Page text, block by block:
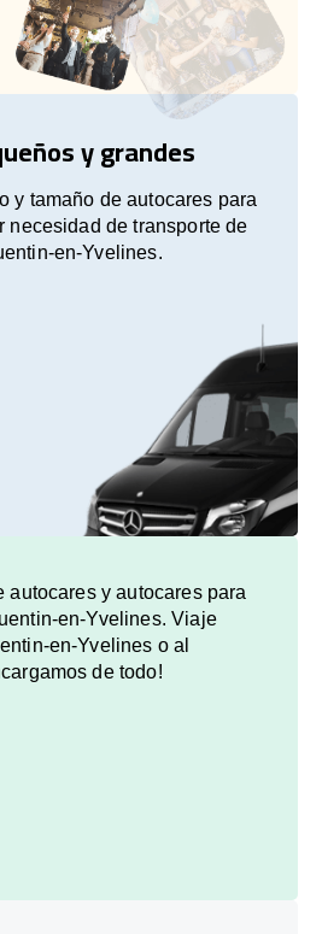
y grandes
y tamaño de autocares para
necesidad de transporte de
en-Yvelines.
autocares y autocares para
en-Yvelines. Viaje
en-Yvelines o al
de todo!